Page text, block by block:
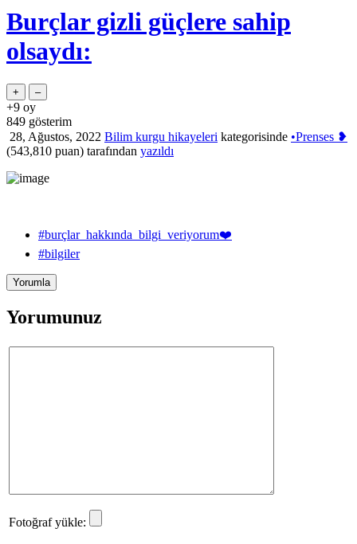
Burçlar gizli güçlere sahip
olsaydı:
+9 oy
849 gösterim
28, Ağustos, 2022 Bilim kurgu hikayeleri kategorisinde •Prenses ❥
(543,810 puan) tarafından yazıldı
#burçlar_hakkında_bilgi_veriyorum❤️
#bilgiler
Yorumunuz
Fotoğraf yükle: